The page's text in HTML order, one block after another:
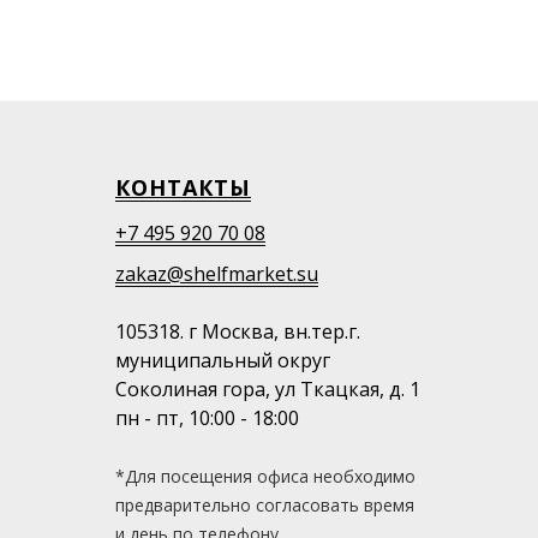
КОНТАКТЫ
+7 495 920 70 08
zakaz@shelfmarket.su
105318. г Москва, вн.тер.г.
муниципальный округ
Соколиная гора, ул Ткацкая, д. 1
пн - пт, 10:00 - 18:00
*Для посещения офиса необходимо
предварительно согласовать время